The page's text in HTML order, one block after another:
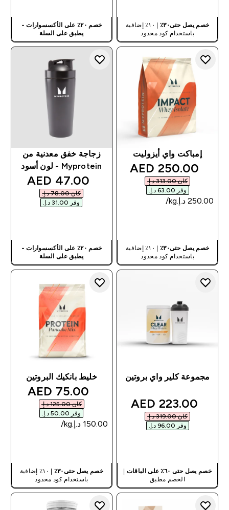
خصم يصل حتى٣٠٪
| ١٠٪ إضافية
باستخدام كود محدود
خصم ٢٠٪ على الأكسسوارات -
يطبق على السلة
إمباكت واي أيزوليت
discounted price
250.00 AED‎
كان ‏313.00 د.إ.‏‎
وفر ‏63.00 د.إ.‏‎
خصم يصل حتى٣٠٪
| ١٠٪ إضافية
باستخدام كود محدود
زجاجة خفق معدنية من
Myprotein - لون أسود
price
47.00 AED‎
كان ‏78.00 د.إ.‏‎
وفر ‏31.00 د.إ.‏‎
خصم ٢٠٪ على الأكسسوارات -
يطبق على السلة
مجموعة كلير واي بروتين
discounted price
223.00 AED‎
كان ‏319.00 د.إ.‏‎
وفر ‏96.00 د.إ.‏‎
خصم يصل حتى ٦٠٪ على الباقات
الخصم مطبق
خليط بانكيك البروتين
price
75.00 AED‎
كان ‏125.00 د.إ.‏‎
وفر ‏50.00 د.إ.‏‎
خصم يصل حتى٣٠٪
| ١٠٪ إضافية
باستخدام كود محدود